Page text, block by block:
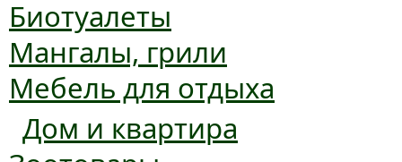
Биотуалеты
Мангалы, грили
Мебель для отдыха
Дом и квартира